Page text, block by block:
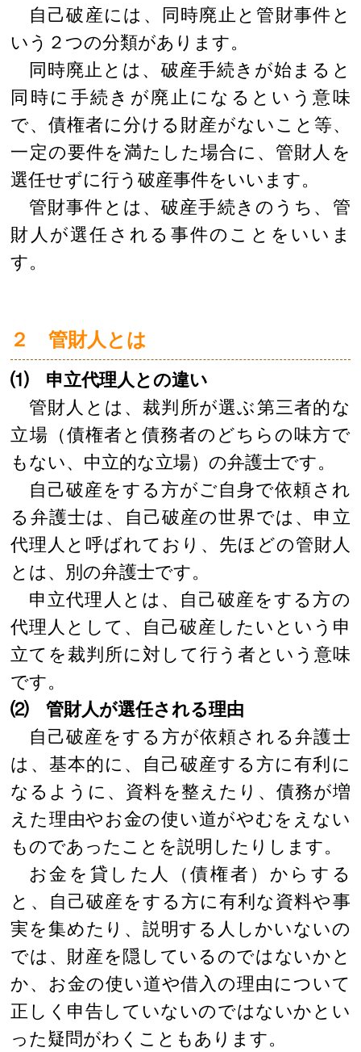
自己破産には、同時廃止と管財事件と
いう２つの分類があります。
同時廃止とは、破産手続きが始まると
同時に手続きが廃止になるという意味
で、債権者に分ける財産がないこと等、
一定の要件を満たした場合に、管財人を
選任せずに行う破産事件をいいます。
管財事件とは、破産手続きのうち、管
財人が選任される事件のことをいいま
す。
２ 管財人とは
⑴ 申立代理人との違い
管財人とは、裁判所が選ぶ第三者的な
立場（債権者と債務者のどちらの味方で
もない、中立的な立場）の弁護士です。
自己破産をする方がご自身で依頼され
る弁護士は、自己破産の世界では、申立
代理人と呼ばれており、先ほどの管財人
とは、別の弁護士です。
申立代理人とは、自己破産をする方の
代理人として、自己破産したいという申
立てを裁判所に対して行う者という意味
です。
⑵ 管財人が選任される理由
自己破産をする方が依頼される弁護士
は、基本的に、自己破産する方に有利に
なるように、資料を整えたり、債務が増
えた理由やお金の使い道がやむをえない
ものであったことを説明したりします。
お金を貸した人（債権者）からする
と、自己破産をする方に有利な資料や事
実を集めたり、説明する人しかいないの
では、財産を隠しているのではないかと
か、お金の使い道や借入の理由について
正しく申告していないのではないかとい
った疑問がわくこともあります。